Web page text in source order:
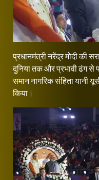
प्रधानमंत्री नरेंद्र मोदी की
दुनिया तक और प्रभावी ढंग से
समान नागरिक संहिता यानी
किया।